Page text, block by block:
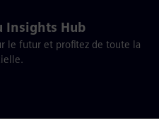
Insights Hub
le futur et profitez de toute la